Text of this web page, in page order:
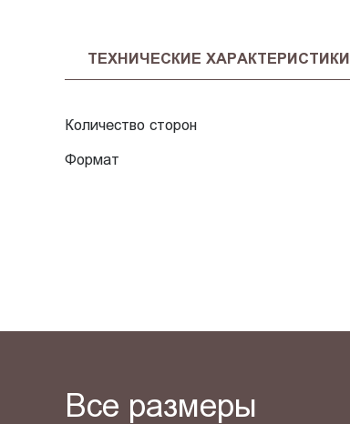
ТЕХНИЧЕСКИЕ ХАРАКТЕРИСТИКИ
Количество сторон
Формат
Все размеры